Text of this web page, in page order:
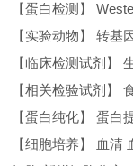
【蛋白检测】
【实验动物】 转基
【临床检测试剂】
【相关检验试剂】
【蛋白纯化】 蛋白
【细胞培养】 血